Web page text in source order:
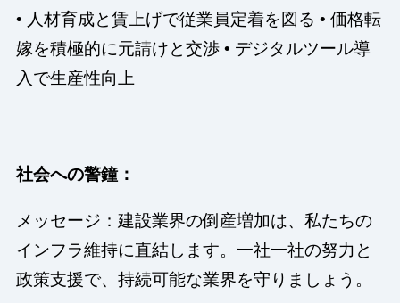
• 人材育成と賃上げで従業員定着を図る • 価格転
嫁を積極的に元請けと交渉 • デジタルツール導
入で生産性向上
社会への警鐘：
メッセージ：建設業界の倒産増加は、私たちの
インフラ維持に直結します。一社一社の努力と
政策支援で、持続可能な業界を守りましょう。